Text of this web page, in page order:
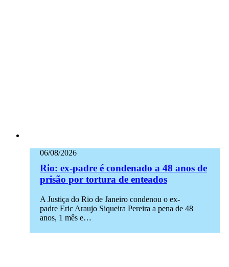
06/08/2026
Rio: ex-padre é condenado a 48 anos de
prisão por tortura de enteados
A Justiça do Rio de Janeiro condenou o ex-
padre Eric Araujo Siqueira Pereira a pena de 48
anos, 1 mês e…